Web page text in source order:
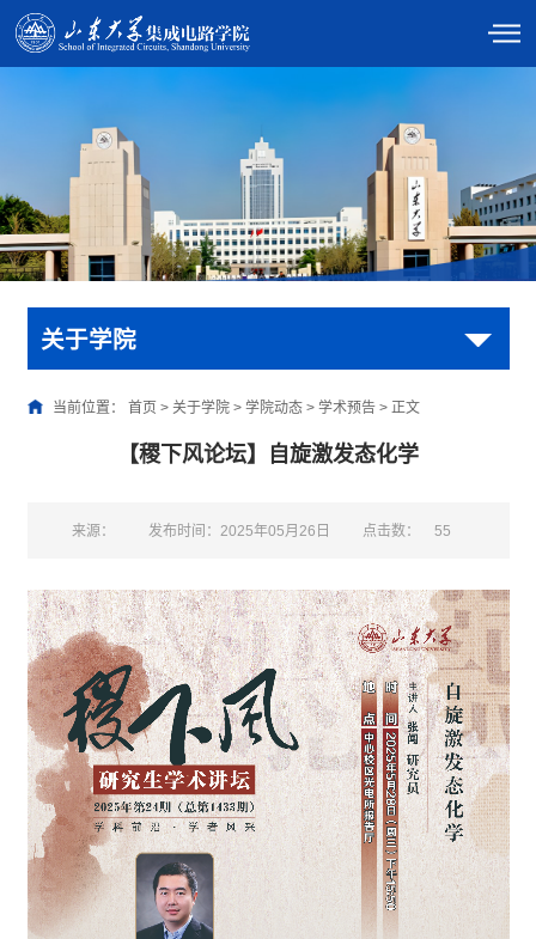
关于学院
当前位置： 首页 > 关于学院> 学院动态> 学术预告> 正文
【稷下风论坛】自旋激发态化学
来源： 发布时间：2025年05月26日 点击数： 55